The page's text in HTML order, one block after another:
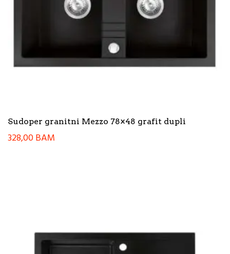
Sudoper granitni Mezzo 78×48 grafit dupli
328,00BAM